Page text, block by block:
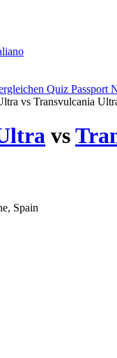
Quiz Passport
vs Transvulcania
vs
Spain